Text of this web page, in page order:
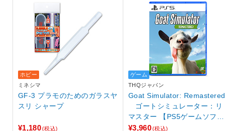
ホビー
ミネシマ
GF-3 プラモのためのガラスヤ
スリ シャープ
¥1,180(税込)
ゲーム
THQジャパン
Goat Simulator: Remastered
ゴートシミュレーター：リ
マスター 【PS5ゲームソフ
ト】
¥3,960(税込)